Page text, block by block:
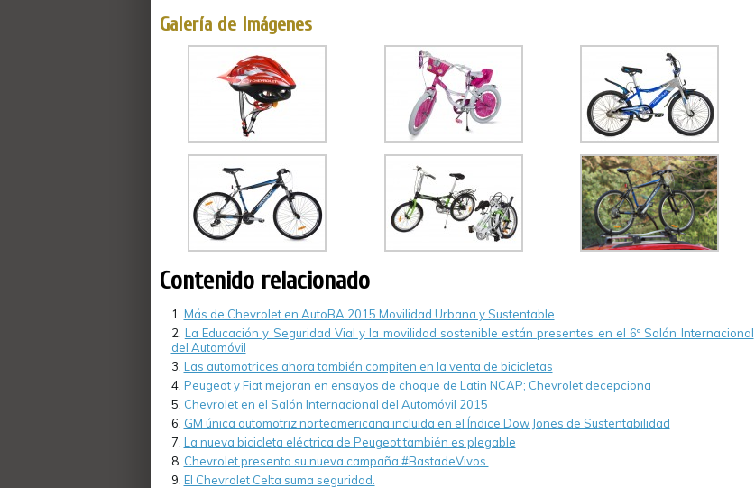
Galería de Imágenes
Contenido relacionado
Más de Chevrolet en AutoBA 2015 Movilidad Urbana y Sustentable
La Educación y Seguridad Vial y la movilidad sostenible están presentes en el 6º Salón Internacional
del Automóvil
Las automotrices ahora también compiten en la venta de bicicletas
Peugeot y Fiat mejoran en ensayos de choque de Latin NCAP; Chevrolet decepciona
Chevrolet en el Salón Internacional del Automóvil 2015
GM única automotriz norteamericana incluida en el Índice Dow Jones de Sustentabilidad
La nueva bicicleta eléctrica de Peugeot también es plegable
Chevrolet presenta su nueva campaña #BastadeVivos.
El Chevrolet Celta suma seguridad.